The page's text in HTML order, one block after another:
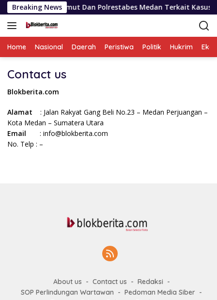
Langsung
ke
konten
Breaking News
Polda Sumut Dan Polrestabes Medan Terkait Kasus WLG
Home Nasional Daerah Peristiwa Politik Hukrim
Contact us
Blokberita.com
Alamat
: Jalan Rakyat Gang Beli No.23 – Medan Perjuangan –
Kota Medan – Sumatera Utara
Email : info@blokberita.com
No. Telp : –
About us Contact us
Redaksi
SOP Perlindungan Wartawan
Pedoman Media Siber